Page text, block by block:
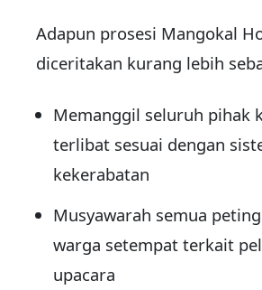
Adapun prosesi Mangokal
diceritakan kurang lebih
Memanggil seluruh pihak
terlibat sesuai dengan
kekerabatan
Musyawarah semua
warga setempat terkait
upacara